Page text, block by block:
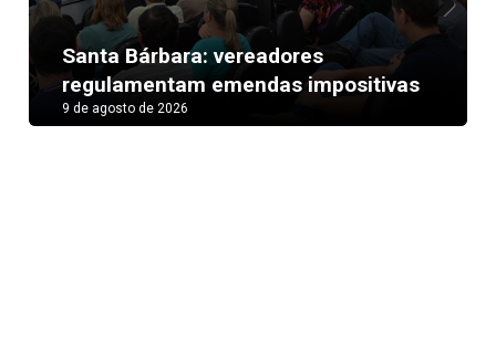
Santa Bárbara: vereadores
regulamentam emendas impositivas
9 de agosto de 2026